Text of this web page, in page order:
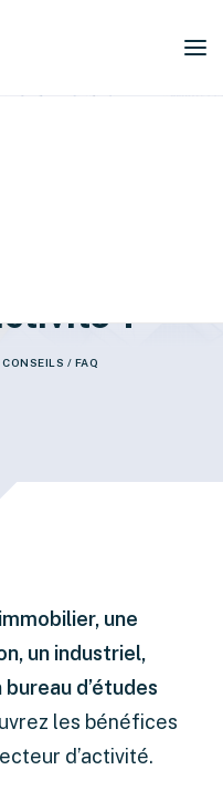
?
CONSEILS / FAQ
une
un industriel,
d’études
les bénéfices
d’activité.